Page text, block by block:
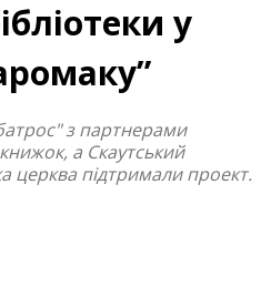
у
з партнерами
а Скаутський
церква підтримали проект.